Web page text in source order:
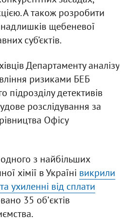
А також розробити
щебеневої
суб’єктів.
Департаменту аналізу
ризиками БЕБ
підрозділу детективів
розслідування за
Офісу
з найбільших
хімії в Україні викрили
ухиленні від сплати
35 обʼєктів